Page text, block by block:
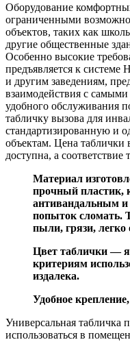
Оборудование
ограниченными
объектов, таких как
другие общественные
Особенно высокие
предъявляется к системе
и другим заведениям,
взаимодействия с
удобного обслуживания
табличку вызова для
стандартизированную и
объектам. Цена таблички
доступна, а
Материал
прочный пластик,
антивандальным
попыток сломать.
пыли, грязи,
Цвет таблички —
критериям
издалека.
Удобное
Универсальная табличка
использоваться в